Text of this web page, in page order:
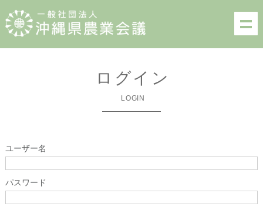
ログイン
LOGIN
ユーザー名
パスワード